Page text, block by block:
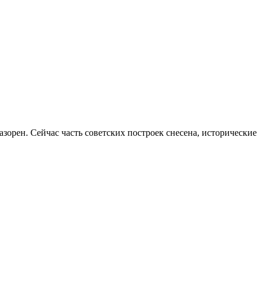
Сейчас часть советских построек снесена, исторические